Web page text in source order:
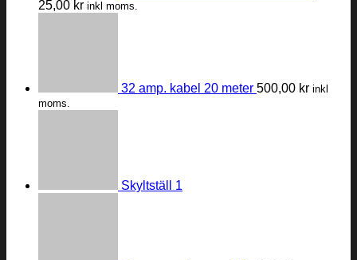
25,00 kr inkl moms.
32 amp. kabel 20 meter 500,00 kr inkl
moms.
Skyltställ 1